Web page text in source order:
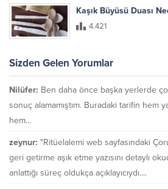
Kaşık Büyüsü Duası
4.421
Sizden Gelen Yorumlar
Nilüfer: Ben daha önce başka yerlerde
sonuç alamamıştım. Buradaki tarifin hem
hem...
zeynur: "Ritüelalemi web sayfasındaki
geri getirme aşık etme yazısını detaylı
anlattığı süreç oldukça açıklayıcıydı....